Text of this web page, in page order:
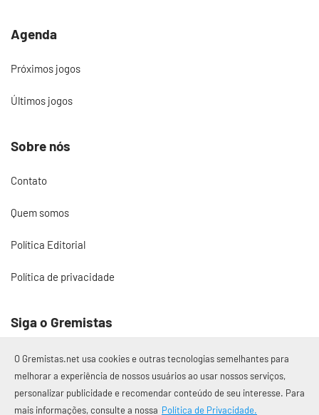
Agenda
Próximos jogos
Últimos jogos
Sobre nós
Contato
Quem somos
Política Editorial
Política de privacidade
Siga o Gremistas
© 2017 – 2026 Gremistas.net
Gremistas.net — Porto Alegre/RS
O Gremistas.net usa cookies e outras tecnologias semelhantes para
melhorar a experiência de nossos usuários ao usar nossos serviços,
personalizar publicidade e recomendar conteúdo de seu interesse. Para
mais informações, consulte a nossa Política de Privacidade.